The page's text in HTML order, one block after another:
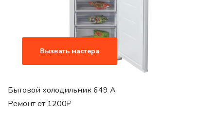
Вызвать мастера
Бытовой холодильник 649 A
Ремонт от 1200₽